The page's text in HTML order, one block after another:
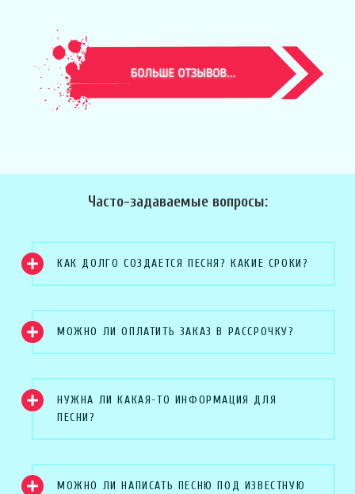
Часто-задаваемые вопросы:
КАК ДОЛГО СОЗДАЕТСЯ ПЕСНЯ? КАКИЕ СРОКИ?
МОЖНО ЛИ ОПЛАТИТЬ ЗАКАЗ В РАССРОЧКУ?
НУЖНА ЛИ КАКАЯ-ТО ИНФОРМАЦИЯ ДЛЯ
ПЕСНИ?
МОЖНО ЛИ НАПИСАТЬ ПЕСНЮ ПОД ИЗВЕСТНУЮ